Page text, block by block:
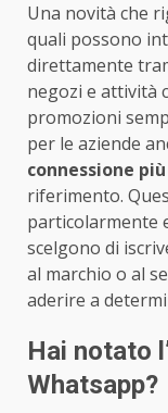
Una novità che
quali possono
direttamente
negozi e attività
promozioni
per le aziende
connessione
riferimento.
particolarmente
scelgono di
al marchio o al
aderire a
Hai notato
Whatsapp?